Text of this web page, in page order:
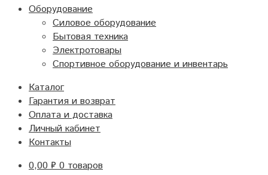
Оборудование
Силовое оборудование
Бытовая техника
Электротовары
Спортивное оборудование и инвентарь
Каталог
Гарантия и возврат
Оплата и доставка
Личный кабинет
Контакты
0,00₽ 0 товаров